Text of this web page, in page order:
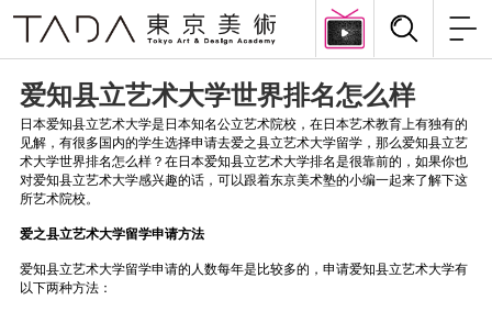
爱知县立艺术大学世界排名怎么样
日本爱知县立艺术大学是日本知名公立艺术院校，在日本艺术教育上有独有的
见解，有很多国内的学生选择申请去爱之县立艺术大学留学，那么爱知县立艺
术大学世界排名怎么样？在日本爱知县立艺术大学排名是很靠前的，如果你也
对爱知县立艺术大学感兴趣的话，可以跟着东京美术塾的小编一起来了解下这
所艺术院校。
爱之县立艺术大学留学申请方法
爱知县立艺术大学留学申请的人数每年是比较多的，申请爱知县立艺术大学有
以下两种方法：